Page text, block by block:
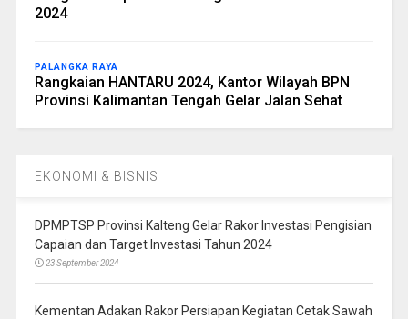
2024
PALANGKA RAYA
Rangkaian HANTARU 2024, Kantor Wilayah BPN
Provinsi Kalimantan Tengah Gelar Jalan Sehat
EKONOMI & BISNIS
DPMPTSP Provinsi Kalteng Gelar Rakor Investasi Pengisian
Capaian dan Target Investasi Tahun 2024
23 September 2024
Kementan Adakan Rakor Persiapan Kegiatan Cetak Sawah